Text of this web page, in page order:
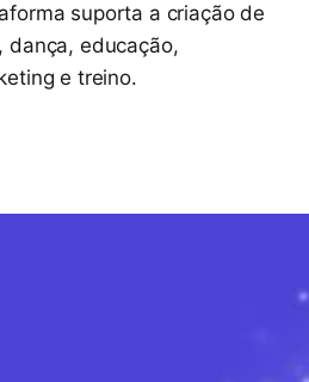
suporta a criação de
dança, educação,
e treino.